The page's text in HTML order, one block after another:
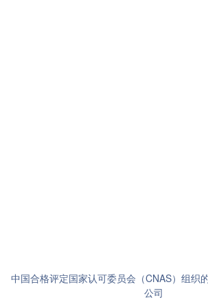
中国合格评定国家认可委员会（CNAS）组织
公司